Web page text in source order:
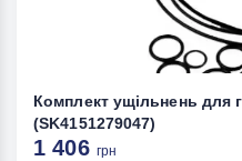
Комплект ущільнень для
(SK4151279047)
1 406 грн